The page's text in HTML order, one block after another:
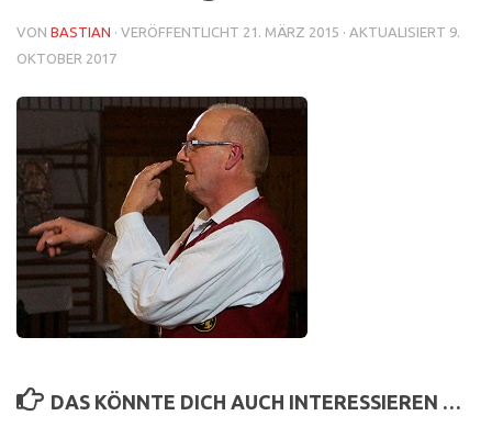
VON BASTIAN · VERÖFFENTLICHT 21. MÄRZ 2015 · AKTUALISIERT 9.
OKTOBER 2017
DAS KÖNNTE DICH AUCH INTERESSIEREN …